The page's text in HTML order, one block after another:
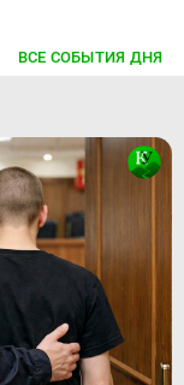
ВСЕ СОБЫТИЯ ДНЯ